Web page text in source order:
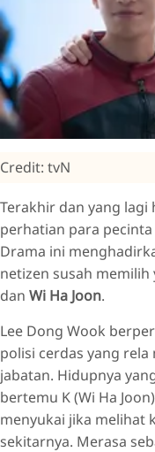
Credit: tvN
Terakhir dan yang
perhatian para
Drama ini
netizen susah memilih
dan Wi Ha Joon.
Lee Dong Wook
polisi cerdas yang
jabatan. Hidupnya
bertemu K (Wi Ha
menyukai jika melihat
sekitarnya. Merasa